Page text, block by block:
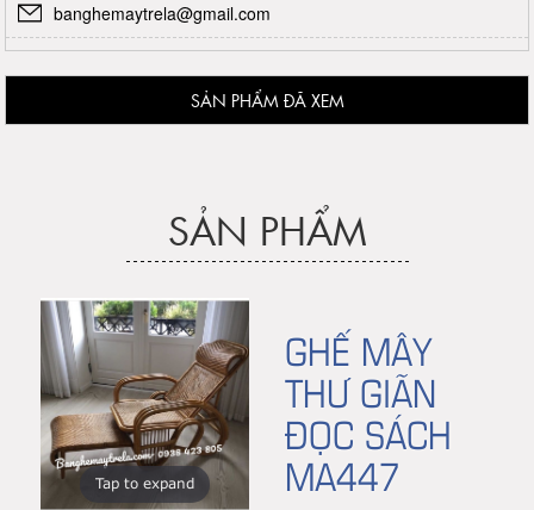
banghemaytrela@gmail.com
SẢN PHẨM ĐÃ XEM
SẢN PHẨM
Tap to expand
GHẾ MÂY
THƯ GIÃN
ĐỌC SÁCH
MA447